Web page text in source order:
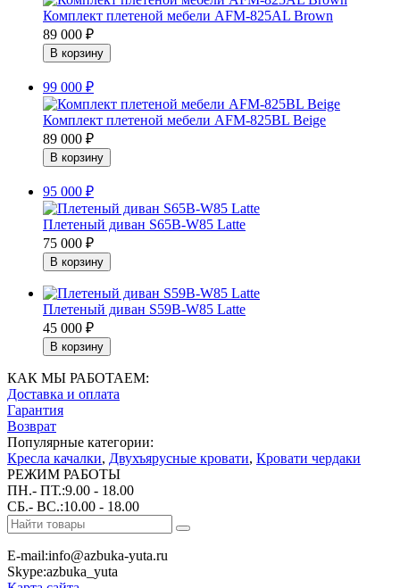
Комплект плетеной мебели AFM-825AL Brown
89 000 ₽
99 000 ₽
Комплект плетеной мебели AFM-825BL Beige
89 000 ₽
95 000 ₽
Плетеный диван S65B-W85 Latte
75 000 ₽
Плетеный диван S59B-W85 Latte
45 000 ₽
КАК МЫ РАБОТАЕМ:
Доставка и оплата
Гарантия
Возврат
Популярные категории:
Кресла качалки, Двухъярусные кровати, Кровати чердаки
РЕЖИМ РАБОТЫ
ПН.- ПТ.:9.00 - 18.00
СБ.- ВС.:10.00 - 18.00
E-mail:info@azbuka-yuta.ru
Skype:azbuka_yuta